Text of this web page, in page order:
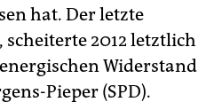
hat. Der letzte
2012 letztlich
Widerstand
Pieper (SPD).